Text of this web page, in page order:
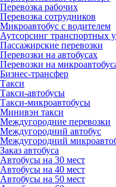
Перевозка рабочих
Перевозка сотрудников
Микроавтобус с водителем
Аутсорсинг транспортных
Пассажирские перевозки
Перевозки на автобусах
Перевозки на
Бизнес-трансфер
Такси
Такси-автобусы
Такси-микроавтобусы
Минивэн такси
Междугородние перевозки
Междугородний автобус
Междугородний
Заказ автобуса
Автобусы на 30 мест
Автобусы на 40 мест
Автобусы на 50 мест